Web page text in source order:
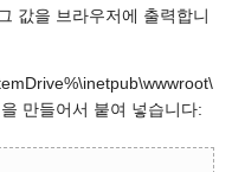
값을 브라우저에 출력합니
만들어서 붙여 넣습니다: